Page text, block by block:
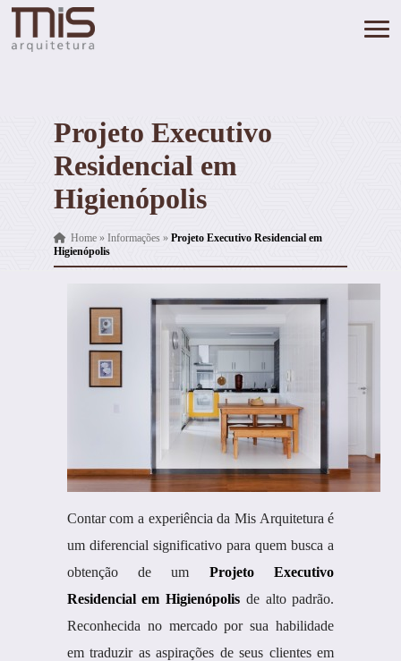
Projeto Executivo
Residencial em
Higienópolis
Home» Informações » Projeto Executivo Residencial em
Higienópolis
Contar com a experiência da Mis Arquitetura é
um diferencial significativo para quem busca a
obtenção de um Projeto Executivo
Residencial em Higienópolis de alto padrão.
Reconhecida no mercado por sua habilidade
em traduzir as aspirações de seus clientes em